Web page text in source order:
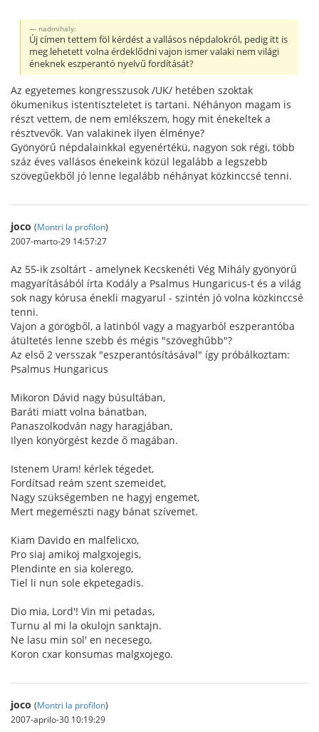
nadmihaly:
Új címen tettem föl kérdést a vallásos népdalokról, pedig itt is
meg lehetett volna érdeklődni vajon ismer valaki nem világi
éneknek eszperantó nyelvű fordítását?
Az egyetemes kongresszusok /UK/ hetében szoktak
ökumenikus istentiszteletet is tartani. Néhányon magam is
részt vettem, de nem emlékszem, hogy mit énekeltek a
résztvevők. Van valakinek ilyen élménye?
Gyönyörű népdalainkkal egyenértékü, nagyon sok régi, több
száz éves vallásos énekeink közül legalább a legszebb
szövegűekből jó lenne legalább néhányat közkinccsé tenni.
joco (Montri la profilon)
2007-marto-29 14:57:27
Az 55-ik zsoltárt - amelynek Kecskenéti Vég Mihály gyönyörű
magyarításából írta Kodály a Psalmus Hungaricus-t és a világ
sok nagy kórusa énekli magyarul - szintén jó volna közkinccsé
tenni.
Vajon a görögből, a latinból vagy a magyarból eszperantóba
átültetés lenne szebb és mégis "szöveghűbb"?
Az első 2 versszak "eszperantósításával" így próbálkoztam:
Psalmus Hungaricus
Mikoron Dávid nagy búsultában,
Baráti miatt volna bánatban,
Panaszolkodván nagy haragjában,
Ilyen könyörgést kezde ő magában.
Istenem Uram! kérlek tégedet,
Fordítsad reám szent szemeidet,
Nagy szükségemben ne hagyj engemet,
Mert megemészti nagy bánat szívemet.
Kiam Davido en malfelicxo,
Pro siaj amikoj malgxojegis,
Plendinte en sia kolerego,
Tiel li nun sole ekpetegadis.
Dio mia, Lord'! Vin mi petadas,
Turnu al mi la okulojn sanktajn.
Ne lasu min sol' en necesego,
Koron cxar konsumas malgxojego.
joco (Montri la profilon)
2007-aprilo-30 10:19:29